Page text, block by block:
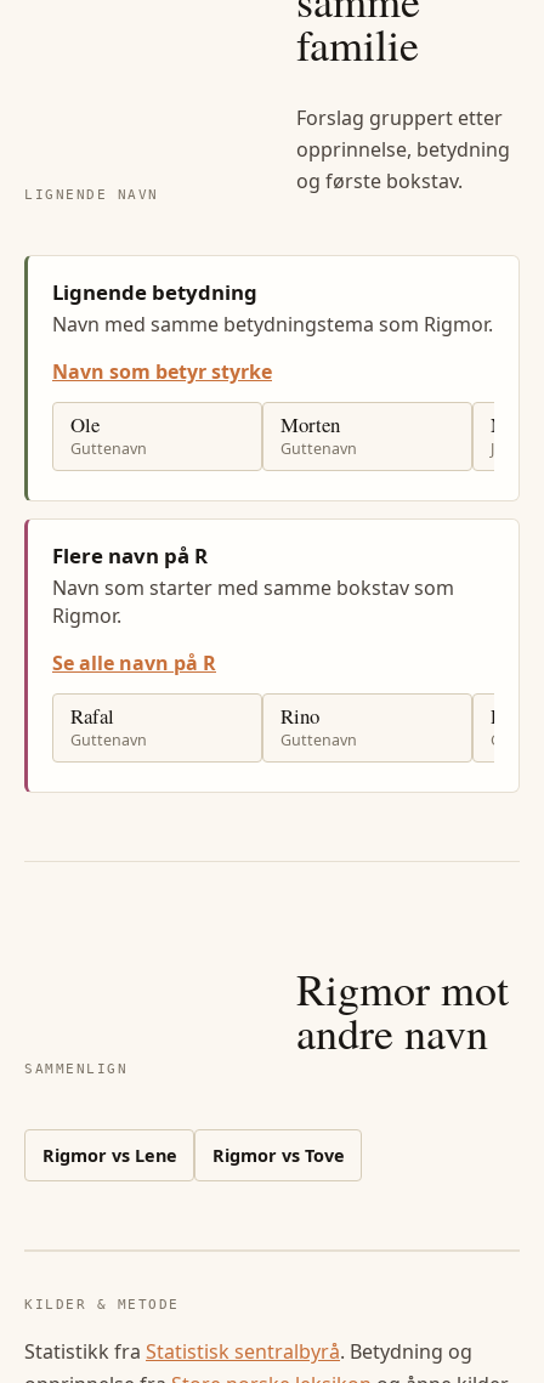
LIGNENDE NAVN
familie
Forslag gruppert etter
opprinnelse, betydning
og første bokstav.
Lignende betydning
Navn med samme betydningstema som Rigmor.
Navn som betyr styrke
Ole
Guttenavn
Morten
Guttenavn
Nina
Flere navn på R
Navn som starter med samme bokstav som
Rigmor.
Se alle navn på R
Rafal
Guttenavn
Rino
Guttenavn
SAMMENLIGN
Rigmormot
andre navn
Rigmorvs Lene Rigmorvs Tove
KILDER & METODE
Statistikk fra Statistisk sentralbyrå. Betydning og